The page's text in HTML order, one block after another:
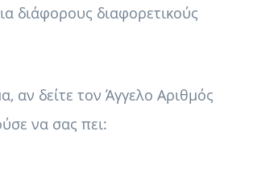
διάφορους διαφορετικούς
αν δείτε τον Άγγελο Αριθμός
να σας πει: